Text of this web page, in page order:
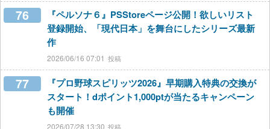
76
『ペルソナ６』PSStoreページ公開！欲しいリスト
登録開始、「現代日本」を舞台にしたシリーズ最新
作
2026/06/16 07:01
77
『プロ野球スピリッツ2026』早期購入特典の交換が
スタート！dポイント1,000ptが当たるキャンペーン
も開催
2026/07/28 13:30